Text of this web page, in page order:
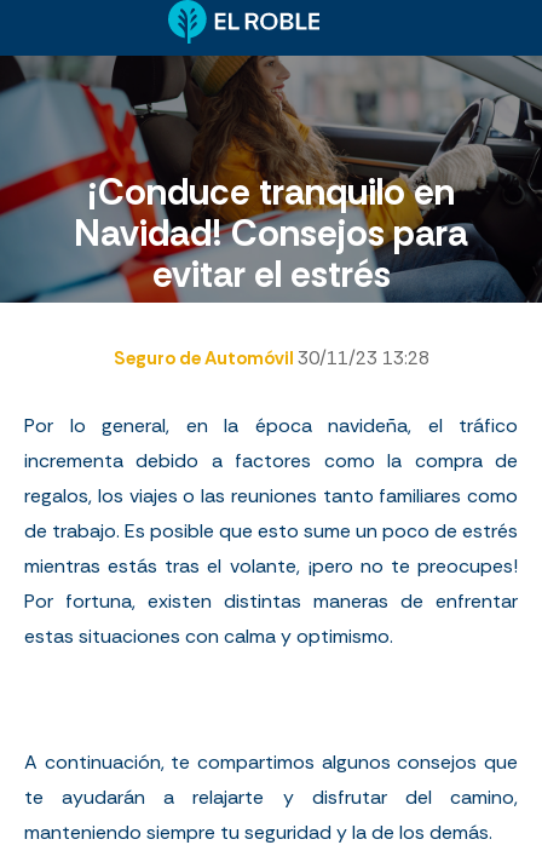
¡Conduce tranquilo en
Navidad! Consejos para
evitar el estrés
Seguro de Automóvil 30/11/23 13:28
Por lo general, en la época navideña, el tráfico
incrementa debido a factores como la compra de
regalos, los viajes o las reuniones tanto familiares como
de trabajo. Es posible que esto sume un poco de estrés
mientras estás tras el volante, ¡pero no te preocupes!
Por fortuna, existen distintas maneras de enfrentar
estas situaciones con calma y optimismo.
A continuación, te compartimos algunos consejos que
te ayudarán a relajarte y disfrutar del camino,
manteniendo siempre tu seguridad y la de los demás.